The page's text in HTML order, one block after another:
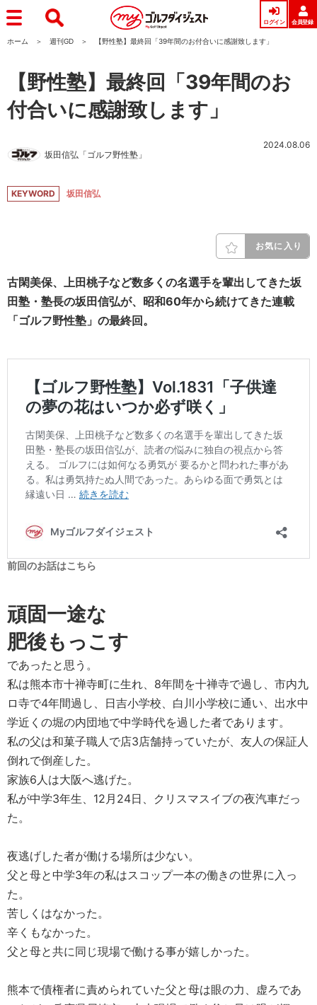
ログイン 会員登録
ホーム 週刊GD 【野性塾】最終回「39年間のお付合いに感謝致します」
【野性塾】最終回「39年間のお
付合いに感謝致します」
坂田信弘「ゴルフ野性塾」
2024.08.06
KEYWORD 坂田信弘
お気に入り
古閑美保、上田桃子など数多くの名選手を輩出してきた坂
田塾・塾長の坂田信弘が、昭和60年から続けてきた連載
「ゴルフ野性塾」の最終回。
前回のお話はこちら
頑固一途な
肥後もっこす
であったと思う。
私は熊本市十禅寺町に生れ、8年間を十禅寺で過し、市内九
ロ寺で4年間過し、日吉小学校、白川小学校に通い、出水中
学近くの堀の内団地で中学時代を過した者であります。
私の父は和菓子職人で店3店舗持っていたが、友人の保証人
倒れで倒産した。
家族6人は大阪へ逃げた。
私が中学3年生、12月24日、クリスマスイブの夜汽車だっ
た。
夜逃げした者が働ける場所は少ない。
父と母と中学3年の私はスコップ一本の働きの世界に入っ
た。
苦しくはなかった。
辛くもなかった。
父と母と共に同じ現場で働ける事が嬉しかった。
熊本で債権者に責められていた父と母は眼の力、虚ろであ